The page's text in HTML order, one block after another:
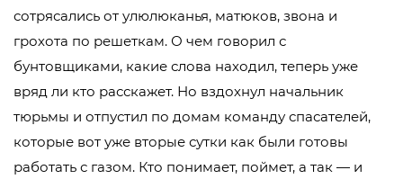
сотрясались от улюлюканья, матюков, звона и
грохота по решеткам. О чем говорил с
бунтовщиками, какие слова находил, теперь уже
вряд ли кто расскажет. Но вздохнул начальник
тюрьмы и отпустил по домам команду спасателей,
которые вот уже вторые сутки как были готовы
работать с газом. Кто понимает, поймет, а так — и